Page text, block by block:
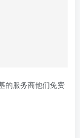
的服务商他们免费